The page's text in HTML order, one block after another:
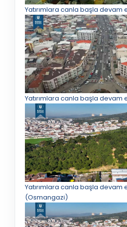
Yatırımlara canla başla devam
Yatırımlara canla başla devam
Yatırımlara canla başla devam
(Osmangazi)